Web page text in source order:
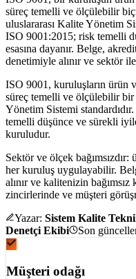
süreç temelli ve ölçülebilir
uluslararası Kalite Yönetim
ISO 9001:2015; risk temelli
esasına dayanır. Belge,
denetimiyle alınır ve sektör
ISO 9001, kuruluşların ürün
süreç temelli ve ölçülebilirbir
Yönetim Sistemi
temelli düşünce ve sürekli
kuruludur.
Sektör ve ölçek bağımsızdır:
her kuruluş uygulayabilir.
alınır ve kalitenizin bağımsız
zincirlerinde ve müşteri
Yazar: Sistem Kalite
Denetçi Ekibi
Son
Müşteri odağı